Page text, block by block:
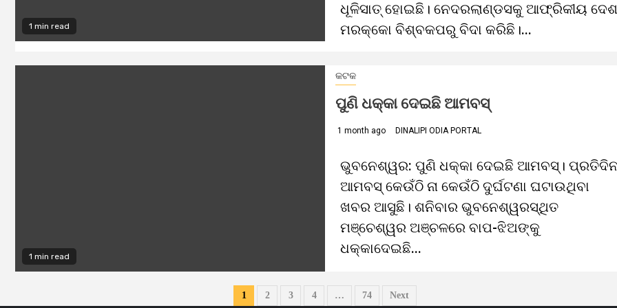
1 min read
ଧୂଳିସାତ୍‌ ହୋଇଛି। ନେଦରଲାଣ୍ଡସକୁ ଆଫ୍ରିକୀୟ ଦେଶ
ମରକ୍କୋ ବିଶ୍ବକପରୁ ବିଦା କରିଛି।...
1 min read
କଟକ
ପୁଣି ଧକ୍କା ଦେଇଛି ଆମବସ୍‌
1 month ago DINALIPI ODIA PORTAL
ଭୁବନେଶ୍ୱର: ପୁଣି ଧକ୍କା ଦେଇଛି ଆମବସ୍‌।
ଆମବସ୍‌ କେଉଁଠି ନା କେଉଁଠି ଦୁର୍ଘଟଣା ଘଟାଉଥିବା
ଖବର ଆସୁଛି। ଶନିବାର ଭୁବନେଶ୍ୱରସ୍ଥିତ
ମଞ୍ଚେଶ୍ୱର ଅଞ୍ଚଳରେ ବାପ-ଝିଅଙ୍କୁ
ଧକ୍କାଦେଇଛି...
1 2 3 4 … 74 Next